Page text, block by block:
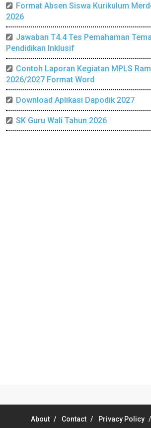
Format Absen Siswa Kurikulum
2026
Jawaban T4.4 Tes Pemahaman
Pendidikan Inklusif
Contoh Laporan Kegiatan MPLS
2026/2027 Format Word
Download Aplikasi Dapodik 2027
SK Guru Wali Tahun 2026
About Contact Privacy Policy